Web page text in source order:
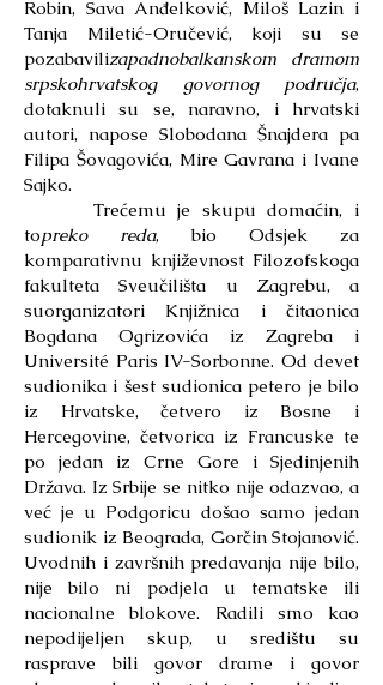
Robin, Sava Anđelković, Miloš Lazin i
Tanja Miletić-Oručević, koji su se
pozabavilizapadnobalkanskom dramom
srpskohrvatskog govornog područja,
dotaknuli su se, naravno, i hrvatski
autori, napose Slobodana Šnajdera pa
Filipa Šovagovića, Mire Gavrana i Ivane
Sajko.
Trećemu je skupu domaćin, i
topreko reda, bio Odsjek za
komparativnu književnost Filozofskoga
fakulteta Sveučilišta u Zagrebu, a
suorganizatori Knjižnica i čitaonica
Bogdana Ogrizovića iz Zagreba i
Université Paris IV-Sorbonne. Od devet
sudionika i šest sudionica petero je bilo
iz Hrvatske, četvero iz Bosne i
Hercegovine, četvorica iz Francuske te
po jedan iz Crne Gore i Sjedinjenih
Država. Iz Srbije se nitko nije odazvao, a
već je u Podgoricu došao samo jedan
sudionik iz Beograda, Gorčin Stojanović.
Uvodnih i završnih predavanja nije bilo,
nije bilo ni podjela u tematske ili
nacionalne blokove. Radili smo kao
nepodijeljen skup, u središtu su
rasprave bili govor drame i govor